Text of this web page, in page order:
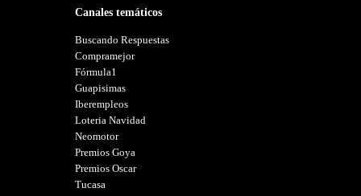
Canales temáticos
Buscando Respuestas
Compramejor
Fórmula1
Guapisimas
Iberempleos
Loteria Navidad
Neomotor
Premios Goya
Premios Oscar
Tucasa